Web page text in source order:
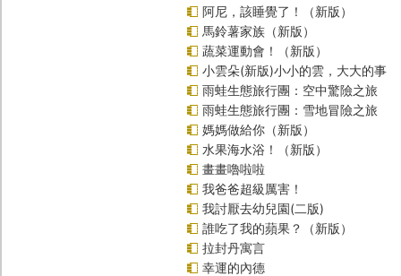
阿尼，該睡覺了！（新版）
馬鈴薯家族（新版）
蔬菜運動會！（新版）
小雲朵(新版)小小的雲，大大的事
雨蛙生態旅行團：空中驚險之旅
雨蛙生態旅行團：雪地冒險之旅
媽媽做給你（新版）
水果海水浴！（新版）
畫畫嚕啦啦
我爸爸超級厲害！
我討厭去幼兒園(二版)
誰吃了我的蘋果？（新版）
拉封丹寓言
幸運的內德